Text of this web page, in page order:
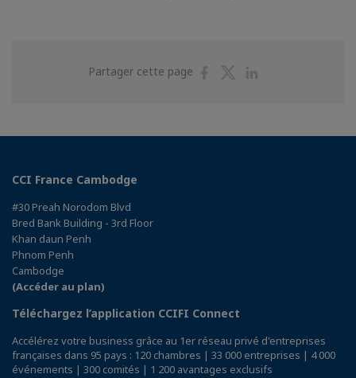
Partager cette page
PartagerPartager
CCI France Cambodge
#30 Preah Norodom Blvd
Bred Bank Building - 3rd Floor
Khan daun Penh
Phnom Penh
Cambodge
(Accéder au plan)
Téléchargez l’application CCIFI Connect
Accélérez votre business grâce au 1er réseau privé d'entreprises
françaises dans 95 pays : 120 chambres | 33 000 entreprises | 4 000
événements | 300 comités | 1 200 avantages exclusifs